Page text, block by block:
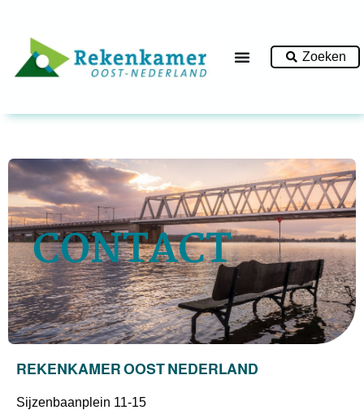
Zoeken
CONTACT
REKENKAMER OOST NEDERLAND
Sijzenbaanplein 11-15